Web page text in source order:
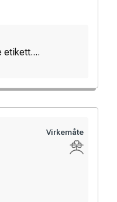
etikett....
Virkemåte